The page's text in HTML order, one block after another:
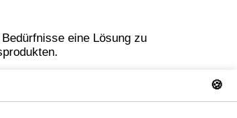
🍪
eine Lösung zu